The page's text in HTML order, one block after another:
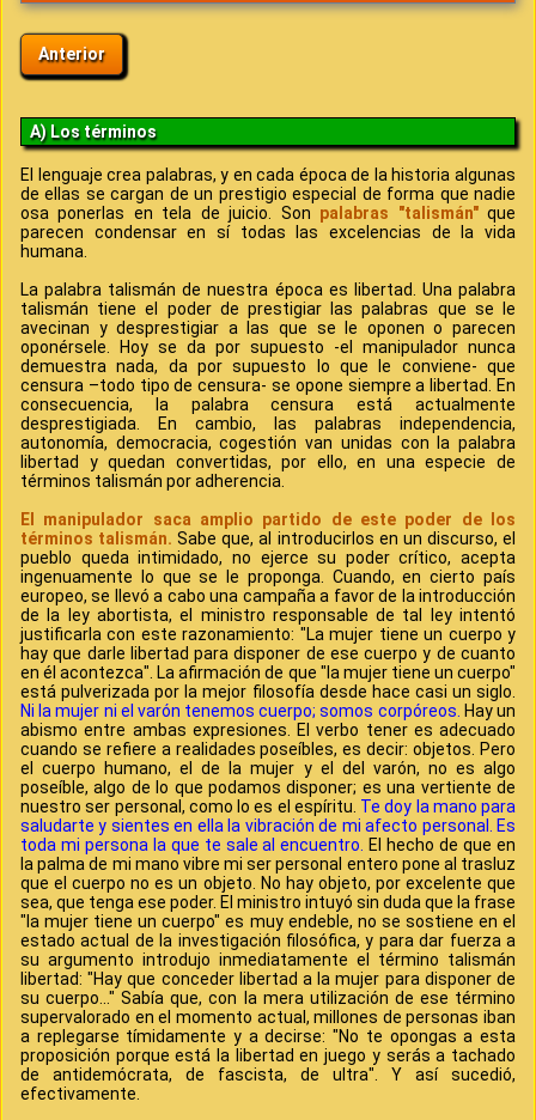
Anterior
A) Los términos
El lenguaje crea palabras, y en cada época de la historia algunas
de ellas se cargan de un prestigio especial de forma que nadie
osa ponerlas en tela de juicio. Son palabras "talismán"que
parecen condensar en sí todas las excelencias de la vida
humana.
La palabra talismán de nuestra época es libertad. Una palabra
talismán tiene el poder de prestigiar las palabras que se le
avecinan y desprestigiar a las que se le oponen o parecen
oponérsele. Hoy se da por supuesto -el manipulador nunca
demuestra nada, da por supuesto lo que le conviene- que
censura –todo tipo de censura- se opone siempre a libertad. En
consecuencia, la palabra censura está actualmente
desprestigiada. En cambio, las palabras independencia,
autonomía, democracia, cogestión van unidas con la palabra
libertad y quedan convertidas, por ello, en una especie de
términos talismán por adherencia.
El manipulador saca amplio partido de este poder de los
términos talismán.Sabe que, al introducirlos en un discurso, el
pueblo queda intimidado, no ejerce su poder crítico, acepta
ingenuamente lo que se le proponga. Cuando, en cierto país
europeo, se llevó a cabo una campaña a favor de la introducción
de la ley abortista, el ministro responsable de tal ley intentó
justificarla con este razonamiento: "La mujer tiene un cuerpo y
hay que darle libertad para disponer de ese cuerpo y de cuanto
en él acontezca". La afirmación de que "la mujer tiene un cuerpo"
está pulverizada por la mejor filosofía desde hace casi un siglo.
Ni la mujer ni el varón tenemos cuerpo; somos corpóreos. Hay un
abismo entre ambas expresiones. El verbo tener es adecuado
cuando se refiere a realidades poseíbles, es decir: objetos. Pero
el cuerpo humano, el de la mujer y el del varón, no es algo
poseíble, algo de lo que podamos disponer; es una vertiente de
nuestro ser personal, como lo es el espíritu. Te doy la mano para
saludarte y sientes en ella la vibración de mi afecto personal. Es
toda mi persona la que te sale al encuentro.
El hecho de que en
la palma de mi mano vibre mi ser personal entero pone al trasluz
que el cuerpo no es un objeto. No hay objeto, por excelente que
sea, que tenga ese poder. El ministro intuyó sin duda que la frase
"la mujer tiene un cuerpo" es muy endeble, no se sostiene en el
estado actual de la investigación filosófica, y para dar fuerza a
su argumento introdujo inmediatamente el término talismán
libertad: "Hay que conceder libertad a la mujer para disponer de
su cuerpo..." Sabía que, con la mera utilización de ese término
supervalorado en el momento actual, millones de personas iban
a replegarse tímidamente y a decirse: "No te opongas a esta
proposición porque está la libertad en juego y serás a tachado
de antidemócrata, de fascista, de ultra". Y así sucedió,
efectivamente.